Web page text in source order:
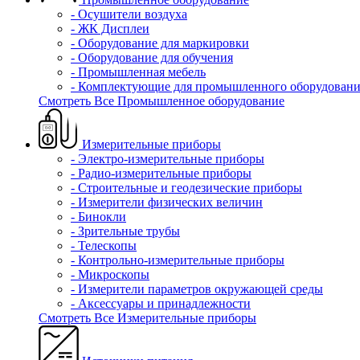
- Осушители воздуха
- ЖК Дисплеи
- Оборудование для маркировки
- Оборудование для обучения
- Промышленная мебель
- Комплектующие для промышленного
Смотреть Все Промышленное оборудование
Измерительные приборы
- Электро-измерительные приборы
- Радио-измерительные приборы
- Строительные и геодезические приборы
- Измерители физических величин
- Бинокли
- Зрительные трубы
- Телескопы
- Контрольно-измерительные приборы
- Микроскопы
- Измерители параметров окружающей среды
- Аксессуары и принадлежности
Смотреть Все Измерительные приборы